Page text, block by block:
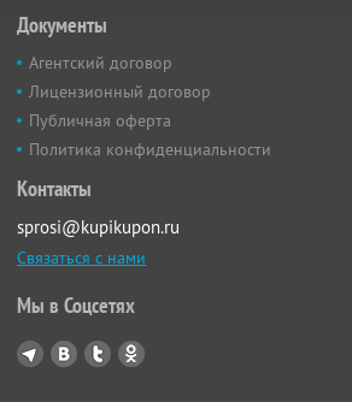
Документы
Агентский договор
Лицензионный договор
Публичная оферта
Политика конфиденциальности
Контакты
sprosi@kupikupon.ru
Связаться с нами
Мы в Соцсетях